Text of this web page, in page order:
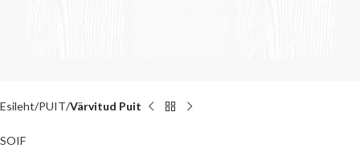
Esileht PUIT Värvitud Puit
SOIF